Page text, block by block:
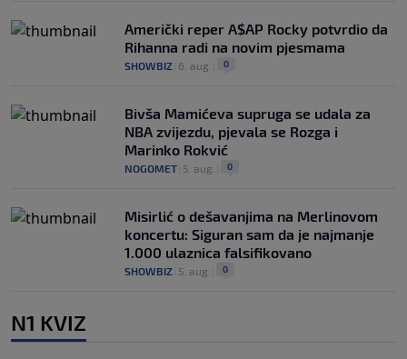
Američki reper A$AP Rocky potvrdio da
Rihanna radi na novim pjesmama
SHOWBIZ 6. aug. 0
Bivša Mamićeva supruga se udala za
NBA zvijezdu, pjevala se Rozga i
Marinko Rokvić
NOGOMET 5. aug. 0
Misirlić o dešavanjima na Merlinovom
koncertu: Siguran sam da je najmanje
1.000 ulaznica falsifikovano
SHOWBIZ 5. aug. 0
N1 KVIZ